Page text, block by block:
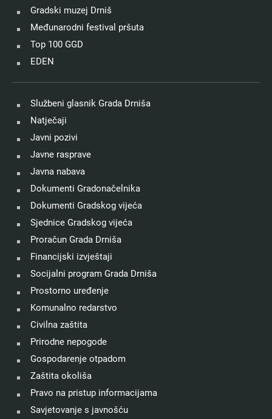
Gradski muzej Drniš
Međunarodni festival pršuta
Top 100 GGD
EDEN
Službeni glasnik Grada Drniša
Natječaji
Javni pozivi
Javne rasprave
Javna nabava
Dokumenti Gradonačelnika
Dokumenti Gradskog vijeća
Sjednice Gradskog vijeća
Proračun Grada Drniša
Financijski izvještaji
Socijalni program Grada Drniša
Prostorno uređenje
Komunalno redarstvo
Civilna zaštita
Prirodne nepogode
Gospodarenje otpadom
Zaštita okoliša
Pravo na pristup informacijama
Savjetovanje s javnošću